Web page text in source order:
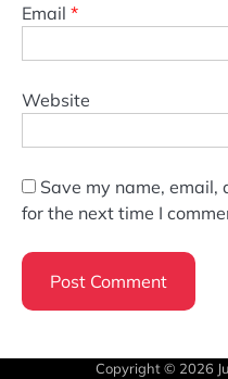
Email *
Website
Save my name,
for the next time I
Copyright © 2026